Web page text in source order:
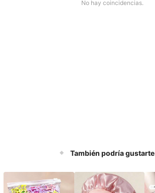
No hay coincidencias.
También podría gustarte